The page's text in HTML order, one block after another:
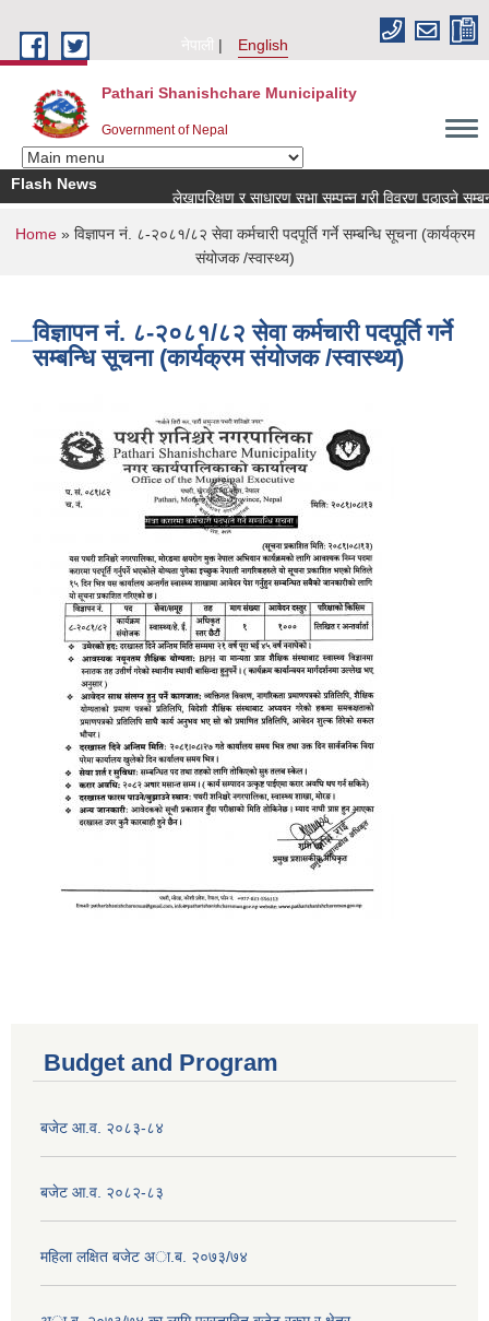
नेपाली
English
Pathari Shanishchare Municipality
Government of Nepal
Flash News
लेखापरिक्षण र साधारण सभा सम्पन्न गरी विवरण पठाउने
You are here
Home» विज्ञापन नं. ८-२०८१/८२ सेवा कर्मचारी पदपूर्ति गर्ने सम्बन्धि सूचना (कार्यक्रम
संयोजक /स्वास्थ्य)
विज्ञापन नं. ८-२०८१/८२ सेवा कर्मचारी पदपूर्ति गर्ने
सम्बन्धि सूचना (कार्यक्रम संयोजक /स्वास्थ्य)
Budget and Program
बजेट आ.व. २०८३-८४
बजेट आ.व. २०८२-८३
महिला लक्षित बजेट अा.ब. २०७३/७४